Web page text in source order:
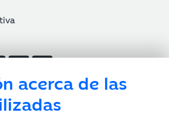
acerca de las